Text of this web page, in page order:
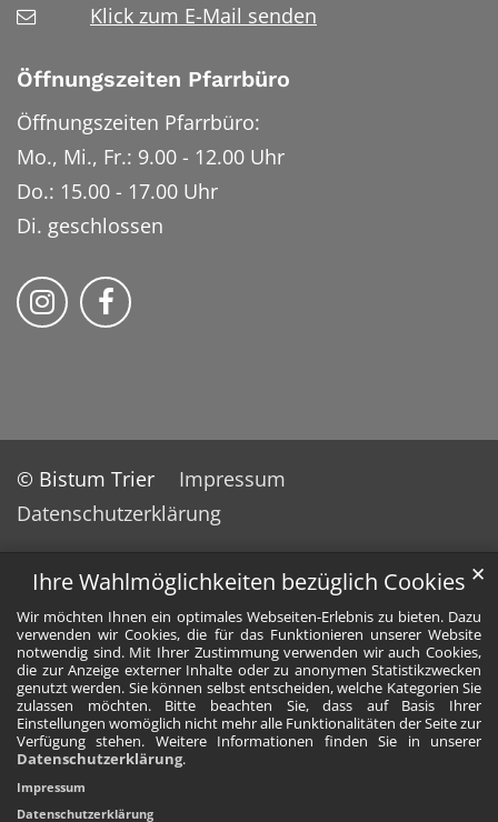
Ihre Wahlmöglichkeiten bezüglich Cookies
Wir möchten Ihnen ein optimales Webseiten-Erlebnis zu bieten. Dazu
verwenden wir Cookies, die für das Funktionieren unserer Website
notwendig sind. Mit Ihrer Zustimmung verwenden wir auch Cookies,
die zur Anzeige externer Inhalte oder zu anonymen Statistikzwecken
genutzt werden. Sie können selbst entscheiden, welche Kategorien Sie
zulassen möchten. Bitte beachten Sie, dass auf Basis Ihrer
Einstellungen womöglich nicht mehr alle Funktionalitäten der Seite zur
Verfügung stehen. Weitere Informationen finden Sie in unserer
Datenschutzerklärung.
✕
Impressum
Datenschutzerklärung
Klick zum E-Mail senden
Öffnungszeiten Pfarrbüro
Öffnungszeiten Pfarrbüro:
Mo., Mi., Fr.: 9.00 - 12.00 Uhr
Do.: 15.00 - 17.00 Uhr
Di. geschlossen
Bistum Trier auf Instragram
Bistum Trier auf Facebook
© Bistum Trier
Impressum
Datenschutzerklärung